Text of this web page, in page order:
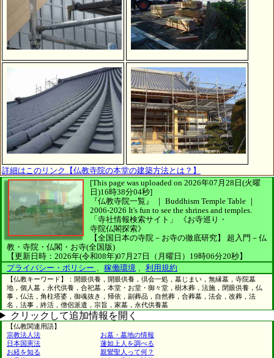
詳細はこのリンク【仏教寺院の本堂の建築方法とは？】
[This page was uploaded on 2026年07月28日(火曜
日)16時38分04秒]
『仏教寺院一覧』 ｜ Buddhism Temple Table ｜
2006-2026 It's fun to see the shrines and temples.
「寺社情報検索サイト」
《お寺巡り・
寺院仏閣探索》
【全国日本の寺院－お寺の徹底研究】
超入門－仏
教・寺院・仏閣・お寺(全国版)
【更新日時：2026年(令和08年)07月27日（月曜日）19時06分20秒】
プライバシー・ポリシー
稼働環境 利用規約
【仏教キーワード】：開眼供養，開眼供養，倶会一処，墓じまい，無縁墓，寺院墓
地，個人墓，永代供養，合祀墓，本堂・お堂・御々堂，樹木葬，法施，閉眼供養，仏
事，仏法，角柱塔婆，御魂抜き，帰依，副葬品，自然葬，合葬墓，法会，改葬，法
名，法事，終活，僧侶派遣，宗旨，家墓，永代供養墓
クリックして追加情報を開く
【仏教関連用語】
宗教法人法
お墓・墓地の情報
日本国憲法
蓮如上人を調べる
お経を知る
親鸞聖人って何？